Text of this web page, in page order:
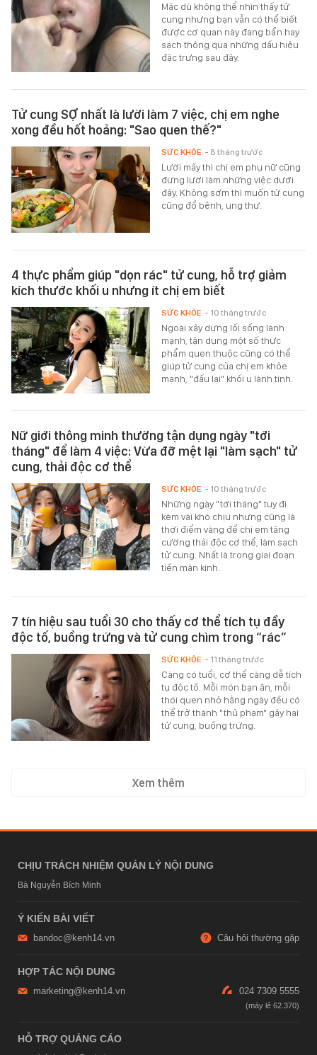
Mặc dù không thể nhìn thấy tử
cung nhưng bạn vẫn có thể biết
được cơ quan này đang bẩn hay
sạch thông qua những dấu hiệu
đặc trưng sau đây.
Tử cung SỢ nhất là lười làm 7 việc, chị em nghe
xong đều hốt hoảng: "Sao quen thế?"
Lười mấy thì chị em phụ nữ cũng
đừng lười làm những việc dưới
đây. Không sớm thì muốn tử cung
cũng đổ bệnh, ung thư.
SỨC KHỎE - 8 tháng trước
4 thực phẩm giúp "dọn rác" tử cung, hỗ trợ giảm
kích thước khối u nhưng ít chị em biết
Ngoài xây dựng lối sống lành
mạnh, tận dụng một số thực
phẩm quen thuộc cũng có thể
giúp tử cung của chị em khỏe
mạnh, "đấu lại" khối u lành tính.
SỨC KHỎE - 10 tháng trước
Nữ giới thông minh thường tận dụng ngày "tới
tháng" để làm 4 việc: Vừa đỡ mệt lại "làm sạch" tử
cung, thải độc cơ thể
Những ngày "tới tháng" tuy đi
kèm vài khó chịu nhưng cũng là
thời điểm vàng để chị em tăng
cường thải độc cơ thể, làm sạch
tử cung. Nhất là trong giai đoạn
tiền mãn kinh.
SỨC KHỎE - 10 tháng trước
7 tín hiệu sau tuổi 30 cho thấy cơ thể tích tụ đầy
độc tố, buồng trứng và tử cung chìm trong “rác”
Càng có tuổi, cơ thể càng dễ tích
tụ độc tố. Mỗi món bạn ăn, mỗi
thói quen nhỏ hằng ngày đều có
thể trở thành "thủ phạm" gây hại
tử cung, buồng trứng.
SỨC KHỎE - 11 tháng trước
Xem thêm
CHỊU TRÁCH NHIỆM QUẢN LÝ NỘI DUNG
Bà Nguyễn Bích Minh
Ý KIẾN BÀI VIẾT
bandoc@kenh14.vn Câu hỏi thường gặp
HỢP TÁC NỘI DUNG
marketing@kenh14.vn 024 7309 5555
HỖ TRỢ QUẢNG CÁO